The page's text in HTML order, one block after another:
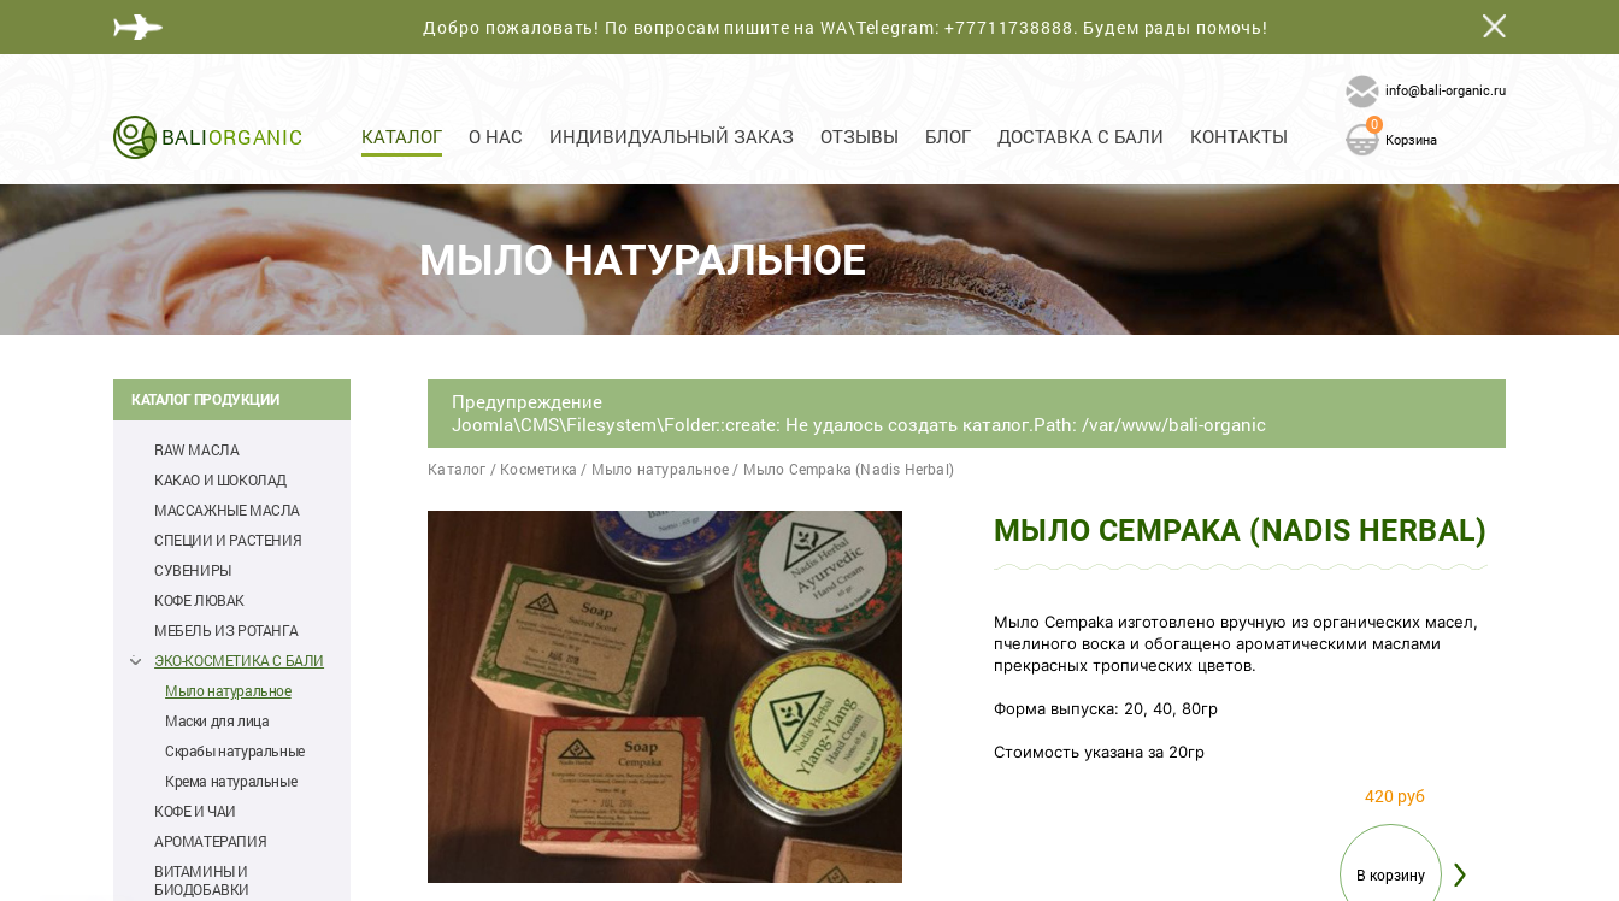
Добро пожаловать! По вопросам пишите на WA\Telegram:+77711738888. Будем рады помочь!
BALIORGANIC КАТАЛОГ О НАС ИНДИВИДУАЛЬНЫЙ ЗАКАЗ ОТЗЫВЫ БЛОГ ДОСТАВКА С БАЛИ КОНТАКТЫ
info@bali-organic.ru
0
Корзина
МЫЛО НАТУРАЛЬНОЕ
КАТАЛОГ ПРОДУКЦИИ
RAW МАСЛА
КАКАО И ШОКОЛАД
МАССАЖНЫЕ МАСЛА
СПЕЦИИ И РАСТЕНИЯ
СУВЕНИРЫ
КОФЕ ЛЮВАК
МЕБЕЛЬ ИЗ РОТАНГА
ЭКО-КОСМЕТИКА С БАЛИ
Мыло натуральное
Маски для лица
Скрабы натуральные
Крема натуральные
КОФЕ И ЧАИ
АРОМАТЕРАПИЯ
ВИТАМИНЫ И
БИОДОБАВКИ
Предупреждение
Joomla\CMS\Filesystem\Folder::create: Не удалось создать каталог.Path: /var/www/bali-organic
Каталог / Косметика / Мыло натуральное / Мыло Cempaka (Nadis Herbal)
МЫЛО CEMPAKA (NADIS HERBAL)
Мыло Cempaka изготовлено вручную из органических масел,
пчелиного воска и обогащено ароматическими маслами
прекрасных тропических цветов.
Форма выпуска: 20, 40, 80гр
Стоимость указана за 20гр
420 руб